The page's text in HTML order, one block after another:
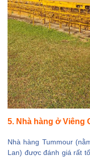
5. Nhà hàng ở Viêng
Nhà hàng Tummour
Lan) được đánh giá rất